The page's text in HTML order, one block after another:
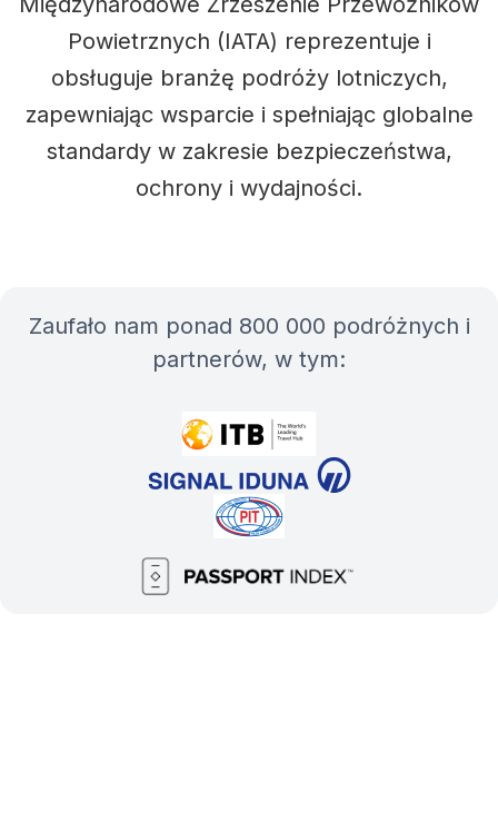
Powietrznych (IATA) reprezentuje i
obsługuje branżę podróży lotniczych,
zapewniając wsparcie i spełniając globalne
standardy w zakresie bezpieczeństwa,
ochrony i wydajności.
Zaufało nam ponad 800 000 podróżnych i
partnerów, w tym: